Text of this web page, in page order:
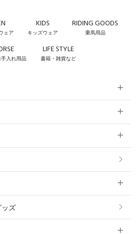
ェア
KIDS
キッズウェア
RIDING GOODS
乗馬用品
入れ用品
LIFE STYLE
書籍・雑貨など
ュロット
ュロット
タンクトップ
ッズ